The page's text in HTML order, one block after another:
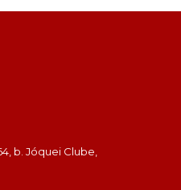
b. Jóquei Clube,